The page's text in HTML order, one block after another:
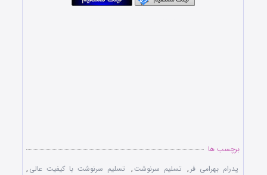
برچسب ها
پدرام بهرامی فر , تسلیم سرنوشت, تسلیم سرنوشت با کیفیت عالی ,